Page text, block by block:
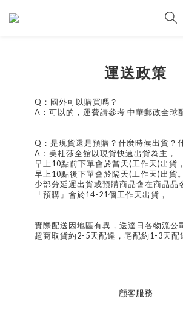
運送政策
Q：國外可以購買嗎？
A：可以的，運費請參考 中華郵政全球
Q：是現貨還是預購？什麼時候出貨？
A：美杜莎全館以現貨快速出貨為主，
早上10點前下單會於當天(工作天)出貨，
早上10點後下單會於隔天(工作天)出貨。
少部分延遲出貨或預購商品會在商品品
「預購」會於14-21個工作天出貨，
實際配送因地區有異，送達日各物流公
超商取貨約2-5天配達，宅配約1-3天配
顧客服務